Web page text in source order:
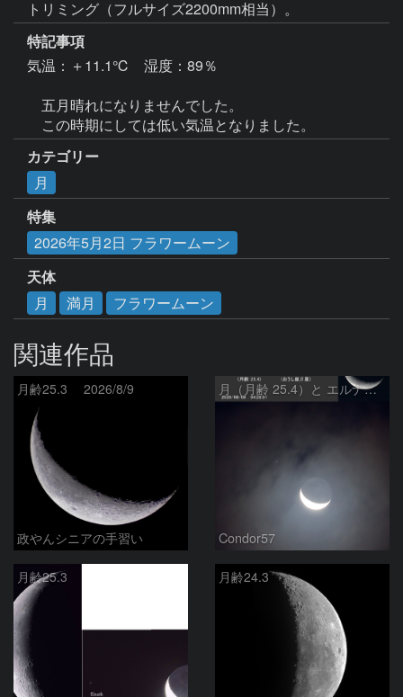
特記事項
気温：＋11.1℃　湿度：89％
五月晴れになりませんでした。
カテゴリー
月
特集
2026年5月2日 フラワームーン
天体
月
満月 フラワームーン
関連作品
月齢25.3 2026/8/9
政やんシニアの手習い
月（月齢 25.4）と エルナト（おうし座β星）
Condor57
月齢25.3 月齢24.3